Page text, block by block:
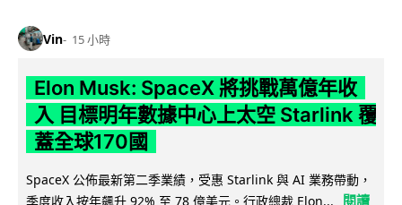
Vin 15 小時
Elon Musk: SpaceX 將挑戰萬億年收
入 目標明年數據中心上太空 Starlink 覆
蓋全球170國
SpaceX 公佈最新第二季業績，受惠 Starlink 與 AI 業務帶動，
季度收入按年飆升 92% 至 78 億美元。行政總裁 Elon...
閱讀